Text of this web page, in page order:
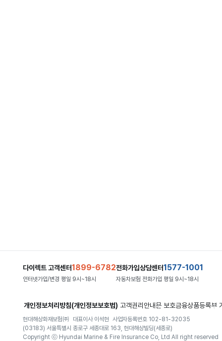
다이렉트 고객센터1899-6782
인터넷가입/변경 평일 9시~18시
전화가입상담센터1577-1001
자동차보험 전화가입 평일 9시~18시
개인정보처리방침(개인정보보호법) 고객권리안내문 보호금융상품등록부
현대해상화재보험㈜ 대표이사 이석현 사업자등록번호 102-81-32035
(03183) 서울특별시 종로구 세종대로 163, 현대해상빌딩(세종로)
Copyright ⓒ Hyundai Marine & Fire Insurance Co, Ltd All right reserved